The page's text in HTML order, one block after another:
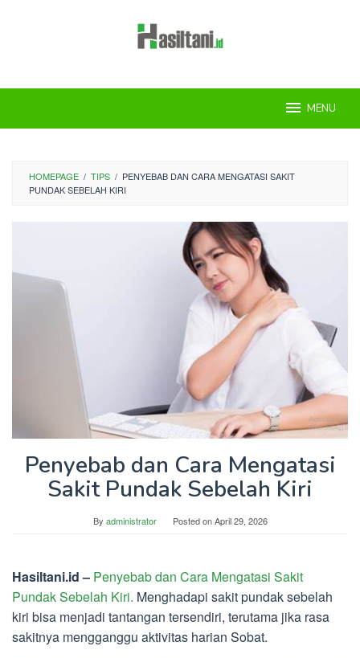
MENU
HOMEPAGE / TIPS / PENYEBAB DAN CARA MENGATASI SAKIT
PUNDAK SEBELAH KIRI
Penyebab dan Cara Mengatasi
Sakit Pundak Sebelah Kiri
By administrator Posted onApril 29, 2026
Hasiltani.id – Penyebab dan Cara Mengatasi Sakit
Pundak Sebelah Kiri. Menghadapi sakit pundak sebelah
kiri bisa menjadi tantangan tersendiri, terutama jika rasa
sakitnya mengganggu aktivitas harian Sobat.